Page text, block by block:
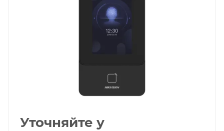
Уточняйте у